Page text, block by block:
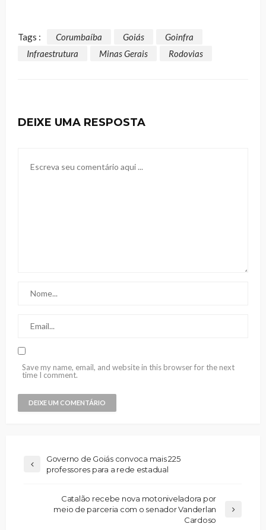
Tags : Corumbaíba Goiás
Goinfra
Infraestrutura
Minas Gerais Rodovias
DEIXE UMA RESPOSTA
Save my name, email, and website in this browser for the next
time I comment.
Governo de Goiás convoca mais 225
professores para a rede estadual
Catalão recebe nova motoniveladora por
meio de parceria com o senador Vanderlan
Cardoso